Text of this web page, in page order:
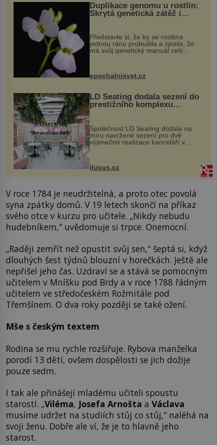
Duplikace genomu u rostlin:
Skrytá genetická zátěž i
Představte si, že by se rostlina
jednou ráno probudila a zjistila, že
má svůj genetický manuál celý
vstupenka...
epochalnisvet.cz
LD Seating dodala sezení do
prestižního komplexu
MediaCityUK v Salfordu
Společnost LD Seating dodala na
míru navržené sezení pro dvě
výjimečné realizace kanceláří v
areálu MediaCityUK v anglickém
budov Media...
iluxus.cz
V roce 1784 je neudržitelná, a proto otec povolá
syna zpátky domů. V 19 letech skončí na příkaz
svého otce v kurzu pro učitele. „Nikdy nebudu
hudebníkem,“ uvědomuje si trpce. Onemocní.
„Raději zemřít než opustit svůj sen,“ šeptá si, když
dlouhých šest týdnů blouzní v horečkách. Ještě ale
nepřišel jeho čas. Uzdraví se a stává se pomocným
učitelem v Mníšku pod Brdy a v roce 1788 řádným
učitelem ve středočeském Rožmitále pod
Třemšínem. O dva roky později se také ožení.
Mše s českým textem
Rodina se mu rychle rozšiřuje. Rybova manželka
porodí 13 dětí, ovšem dospělosti se jich dožije
pouze sedm.
I tak ale přinášejí mladému učiteli spoustu
starostí. „Viléma, Josefa Arnošta a Václava
musíme udržet na studiích stůj co stůj,“ naléhá na
svoji ženu. Dobře ale ví, že je to hlavně jeho
starost.